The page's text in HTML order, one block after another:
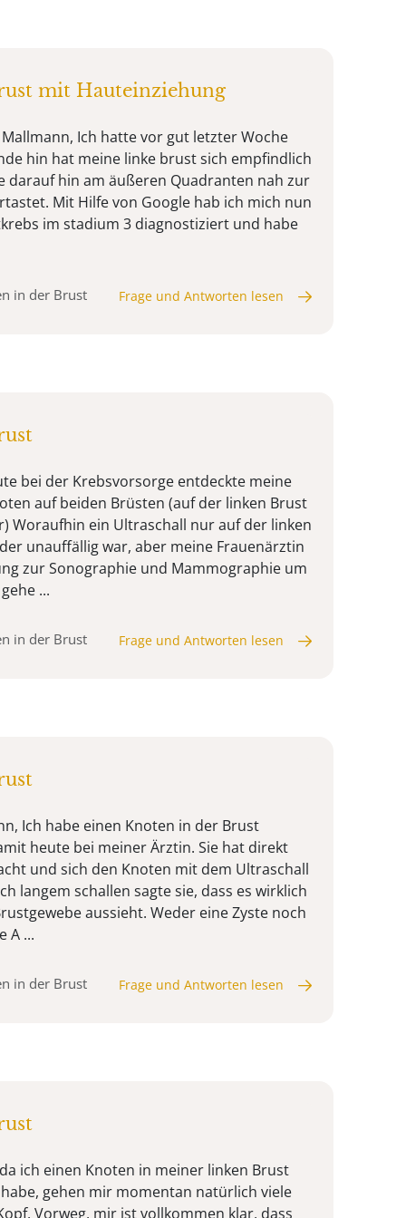
mit Hauteinziehung
Ich hatte vor gut letzter Woche
hin hat meine linke brust sich empfindlich
darauf hin am äußeren Quadranten nah zur
Mit Hilfe von Google hab ich mich nun
im stadium 3 diagnostiziert und habe
in der Brust Frage und Antworten lesen
bei der Krebsvorsorge entdeckte meine
auf beiden Brüsten (auf der linken Brust
Woraufhin ein Ultraschall nur auf der linken
unauffällig war, aber meine Frauenärztin
zur Sonographie und Mammographie um
...
in der Brust Frage und Antworten lesen
Ich habe einen Knoten in der Brust
heute bei meiner Ärztin. Sie hat direkt
und sich den Knoten mit dem Ultraschall
langem schallen sagte sie, dass es wirklich
aussieht. Weder eine Zyste noch
A ...
in der Brust Frage und Antworten lesen
ich einen Knoten in meiner linken Brust
gehen mir momentan natürlich viele
Vorweg, mir ist vollkommen klar, dass